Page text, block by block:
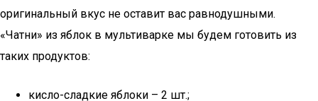
оригинальный вкус не оставит вас равнодушными.
«Чатни» из яблок в мультиварке мы будем готовить из
таких продуктов:
кисло-сладкие яблоки – 2 шт.;